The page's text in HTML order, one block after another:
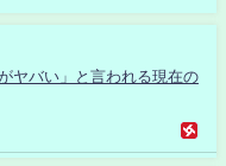
ヤバい」と言われる現在の